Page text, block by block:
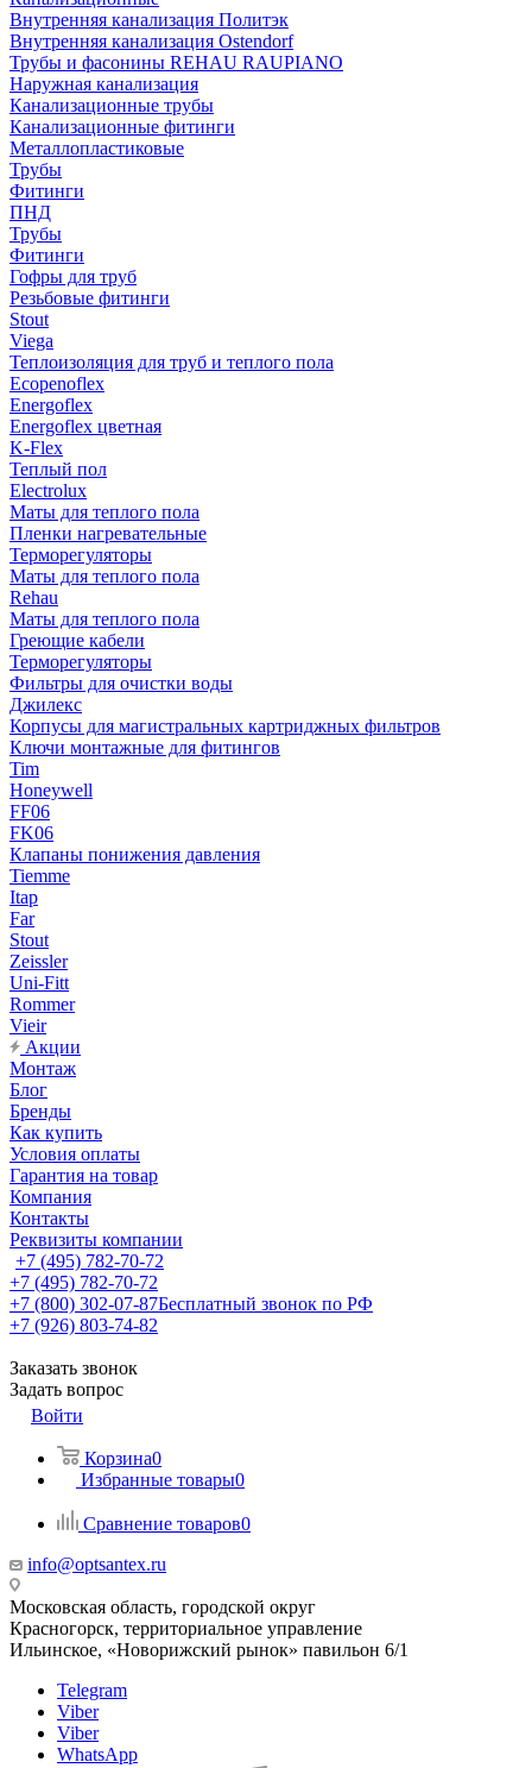
Внутренняя канализация Политэк
Внутренняя канализация Ostendorf
Трубы и фасонины REHAU RAUPIANO
Наружная канализация
Канализационные трубы
Канализационные фитинги
Металлопластиковые
Трубы
Фитинги
ПНД
Трубы
Фитинги
Гофры для труб
Резьбовые фитинги
Stout
Viega
Теплоизоляция для труб и теплого пола
Ecopenoflex
Energoflex
Energoflex цветная
K-Flex
Теплый пол
Electrolux
Маты для теплого пола
Пленки нагревательные
Терморегуляторы
Маты для теплого пола
Rehau
Маты для теплого пола
Греющие кабели
Терморегуляторы
Фильтры для очистки воды
Джилекс
Корпусы для магистральных картриджных фильтров
Ключи монтажные для фитингов
Tim
Honeywell
FF06
FK06
Клапаны понижения давления
Tiemme
Itap
Far
Stout
Zeissler
Uni-Fitt
Rommer
Vieir
Акции
Монтаж
Блог
Бренды
Как купить
Условия оплаты
Гарантия на товар
Компания
Контакты
Реквизиты компании
+7 (495) 782-70-72
+7 (495) 782-70-72
+7 (800) 302-07-87Бесплатный звонок по РФ
+7 (926) 803-74-82
Заказать звонок
Задать вопрос
Войти
Корзина0
Избранные товары0
Сравнение товаров0
info@optsantex.ru
Московская область, городской округ
Красногорск, территориальное управление
Ильинское, «Новорижский рынок» павильон 6/1
Telegram
Viber
Viber
WhatsApp